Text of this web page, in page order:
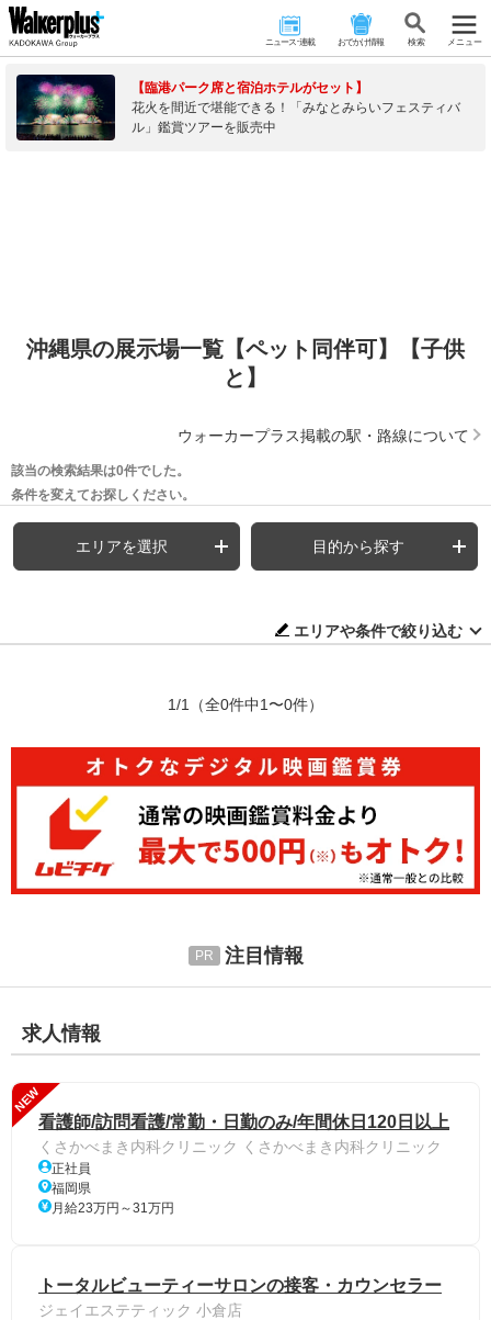
ニュース･連載 おでかけ情報 検 索 メニュー
【臨港パーク席と宿泊ホテルがセット】
花火を間近で堪能できる！「みなとみらいフェスティバ
ル」鑑賞ツアーを販売中
沖縄県の展示場一覧【ペット同伴可】【子供
と】
ウォーカープラス掲載の駅・路線について
該当の検索結果は0件でした。
条件を変えてお探しください。
エリアを選択 目的から探す
エリアや条件で絞り込む
1/1 （全0件中1〜0件）
注目情報
求人情報
NEW
看護師/訪問看護/常勤・日勤のみ/年間休日120日以上
くさかべまき内科クリニック くさかべまき内科クリニック
正社員
福岡県
月給23万円～31万円
トータルビューティーサロンの接客・カウンセラー
ジェイエステティック 小倉店